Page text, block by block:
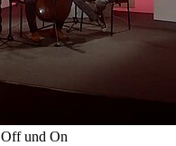
und On